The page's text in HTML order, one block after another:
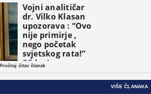
Vojni analitičar
dr. Vilko Klasan
upozorava : “Ovo
nije primirje ,
nego početak
svjetskog rata!”
(Video)
Pročitaj čitav članak
VIŠE ČLANAKA